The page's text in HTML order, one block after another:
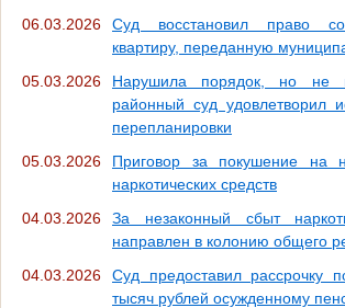
06.03.2026
Суд восстановил право
квартиру, переданную
05.03.2026
Нарушила порядок, но не
районный суд удовлетворил
перепланировки
05.03.2026
Приговор за покушение на
наркотических средств
04.03.2026
За незаконный сбыт
направлен в колонию общего
04.03.2026
Суд предоставил рассрочку
тысяч рублей осужденному